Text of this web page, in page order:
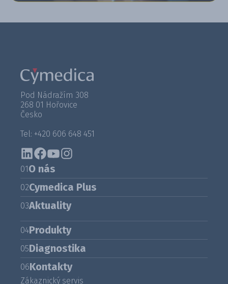
Pod Nádražím 308
268 01 Hořovice
Česko
Tel: +420 606 648 451
01O nás
02Cymedica Plus
03Aktuality
04Produkty
05Diagnostika
06Kontakty
Zákaznický servis